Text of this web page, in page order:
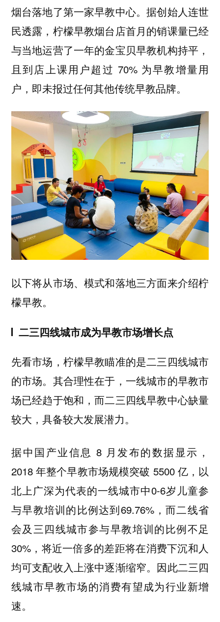
烟台落地了第一家早教中心。据创始人连世
民透露，柠檬早教烟台店首月的销课量已经
与当地运营了一年的金宝贝早教机构持平，
且到店上课用户超过 70% 为早教增量用
户，即未报过任何其他传统早教品牌。
以下将从市场、模式和落地三方面来介绍柠
檬早教。
二三四线城市成为早教市场增长点
先看市场，柠檬早教瞄准的是二三四线城市
的市场。其合理性在于，一线城市的早教市
场已经趋于饱和，而二三四线早教中心缺量
较大，具备较大发展潜力。
据中国产业信息 8 月发布的数据显示，
2018 年整个早教市场规模突破 5500 亿，以
北上广深为代表的一线城市中0-6岁儿童参
与早教培训的比例达到69.76%，而二线省
会及三四线城市参与早教培训的比例不足
30%，将近一倍多的差距将在消费下沉和人
均可支配收入上涨中逐渐缩窄。因此二三四
线城市早教市场的消费有望成为行业新增
速。